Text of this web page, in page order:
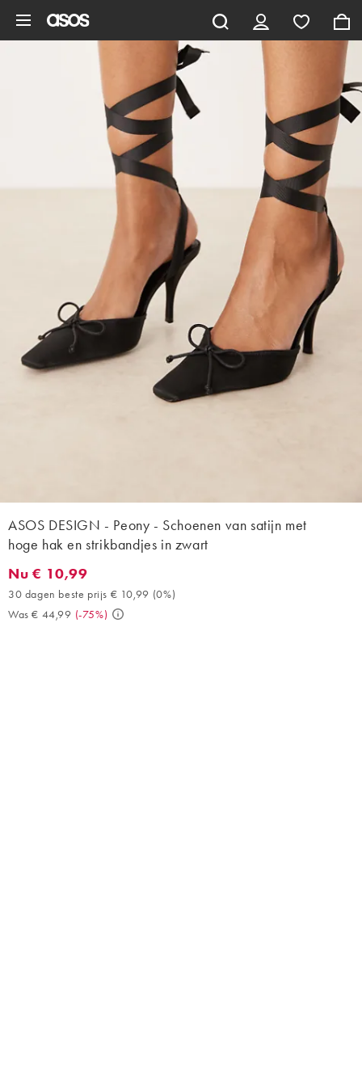
ASOS DESIGN - Peony - Schoenen van satijn met
hoge hak en strikbandjes in zwart
Nu € 10,99. 30 dagen beste prijs € 10,99 (0%). Was € 44,99. (-
Nu € 10,99
30 dagen beste prijs € 10,99 (0%)
Was € 44,99 (-75%)